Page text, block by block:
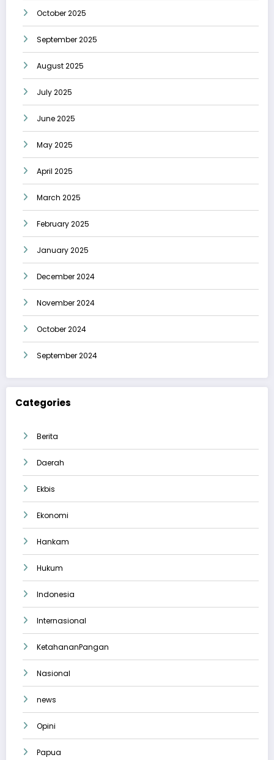
October 2025
September 2025
August 2025
July 2025
June 2025
May 2025
April 2025
March 2025
February 2025
January 2025
December 2024
November 2024
October 2024
September 2024
Categories
Berita
Daerah
Ekbis
Ekonomi
Hankam
Hukum
Indonesia
Internasional
KetahananPangan
Nasional
news
Opini
Papua